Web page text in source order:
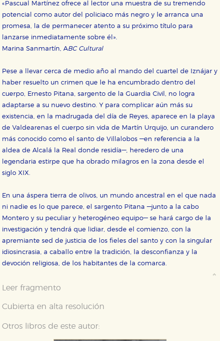
«Pascual Martínez ofrece al lector una muestra de su tremendo
potencial como autor del policiaco más negro y le arranca una
promesa, la de permanecer atento a su próximo título para
lanzarse inmediatamente sobre él».
Marina Sanmartín, ABC Cultural
Pese a llevar cerca de medio año al mando del cuartel de Iznájar y
haber resuelto un crimen que le ha encumbrado dentro del
cuerpo, Ernesto Pitana, sargento de la Guardia Civil, no logra
adaptarse a su nuevo destino. Y para complicar aún más su
existencia, en la madrugada del día de Reyes, aparece en la playa
de Valdearenas el cuerpo sin vida de Martín Urquijo, un curandero
más conocido como el santo de Villalobos —en referencia a la
aldea de Alcalá la Real donde residía—, heredero de una
legendaria estirpe que ha obrado milagros en la zona des­de el
siglo XIX.
En una áspera tierra de olivos, un mundo ancestral en el que nada
ni nadie es lo que parece, el sargento Pitana —junto a la cabo
Montero y su peculiar y heterogéneo equipo— se hará cargo de la
investigación y tendrá que lidiar, desde el comienzo, con la
apremiante sed de justicia de los fieles del santo y con la singular
idiosincrasia, a caballo entre la tradición, la desconfianza y la
devoción religiosa, de los habitantes de la comarca.
Leer fragmento
Cubierta en alta resolución
Otros libros de este autor:
CONFIGURACIÓN DE COOKIES
Estas cookies son necesarias para que nuestro sitio
web funcione y no es posible deshabilitarlas desde
navegador, pero en ese caso es posible que algunas
correctamente.